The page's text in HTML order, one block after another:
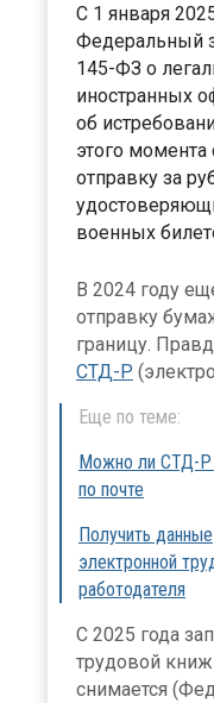
С 1 января
Федеральный
145-ФЗ о
иностранных
об
этого момента
отправку за
военных
В 2024 году
отправку
границу.
СТД-Р
Еще по теме:
Можно ли СТД-Р
по почте
Получить данные
электронной
работодателя
С 2025 года
трудовой
снимается